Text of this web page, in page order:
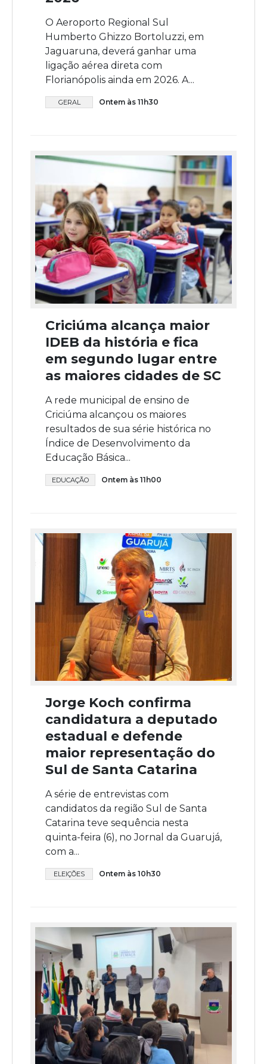
O Aeroporto Regional Sul
Humberto Ghizzo Bortoluzzi, em
Jaguaruna, deverá ganhar uma
ligação aérea direta com
Florianópolis ainda em 2026. A...
GERAL Ontem às 11h30
Criciúma alcança maior
IDEB da história e fica
em segundo lugar entre
as maiores cidades de SC
A rede municipal de ensino de
Criciúma alcançou os maiores
resultados de sua série histórica no
Índice de Desenvolvimento da
Educação Básica...
EDUCAÇÃO Ontem às 11h00
Jorge Koch confirma
candidatura a deputado
estadual e defende
maior representação do
Sul de Santa Catarina
A série de entrevistas com
candidatos da região Sul de Santa
Catarina teve sequência nesta
quinta-feira (6), no Jornal da Guarujá,
com a...
ELEIÇÕES Ontem às 10h30